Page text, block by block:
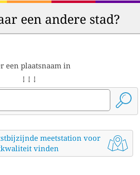
een andere stad?
een plaatsnaam in
↓ ↓ ↓
meetstation voor
vinden